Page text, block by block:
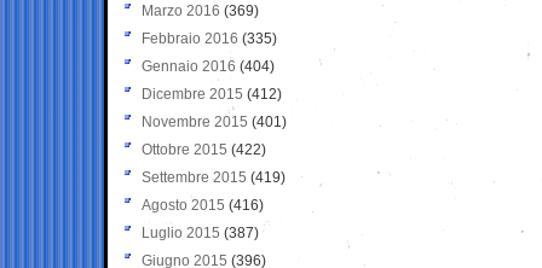
Marzo 2016 (369)
Febbraio 2016 (335)
Gennaio 2016 (404)
Dicembre 2015 (412)
Novembre 2015 (401)
Ottobre 2015 (422)
Settembre 2015 (419)
Agosto 2015 (416)
Luglio 2015 (387)
Giugno 2015 (396)